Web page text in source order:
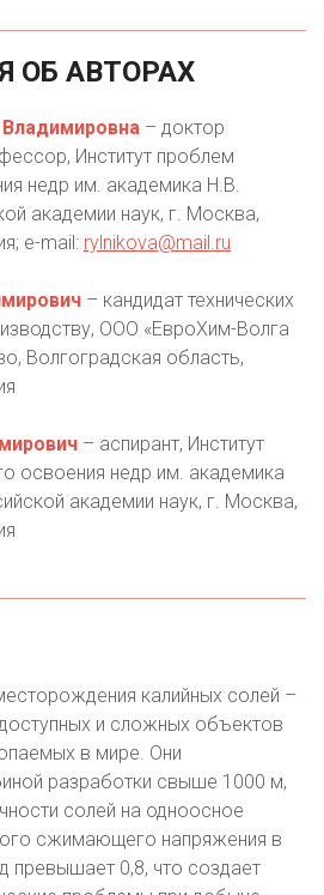
ОБ АВТОРАХ
– доктор
Институт проблем
недр им. академика Н.В.
академии наук, г. Москва,
e-mail: rylnikova@mail.ru
– кандидат технических
ООО «ЕвроХим-Волга
Волгоградская область,
– аспирант, Институт
освоения недр им. академика
академии наук, г. Москва,
калийных солей –
и сложных объектов
в мире. Они
разработки свыше 1000 м,
солей на одноосное
сжимающего напряжения в
превышает 0,8, что создает